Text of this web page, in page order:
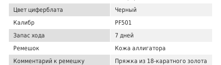
Цвет циферблата
Черный
Калибр
PF501
Запас хода
7 дней
Ремешок
Кожа аллигатора
Комментарий к ремешку
Пряжка из 18-каратного золота